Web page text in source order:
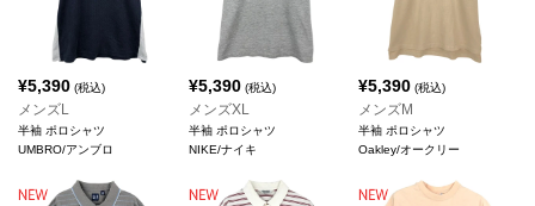
¥5,390 (税込)
メンズL
半袖 ポロシャツ
UMBRO/アンブロ
¥5,390(税込)
メンズXL
半袖 ポロシャツ
NIKE/ナイキ
¥5,390 (税込)
メンズM
半袖 ポロシャツ
Oakley/オークリー